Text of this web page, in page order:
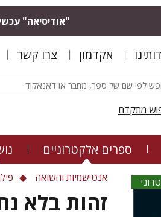
"אודיסיאה"
אקדמון צרו קשר
מתקדם
ספרים אלקטרוניים
אנטישמיות והשואה
זהות בלא